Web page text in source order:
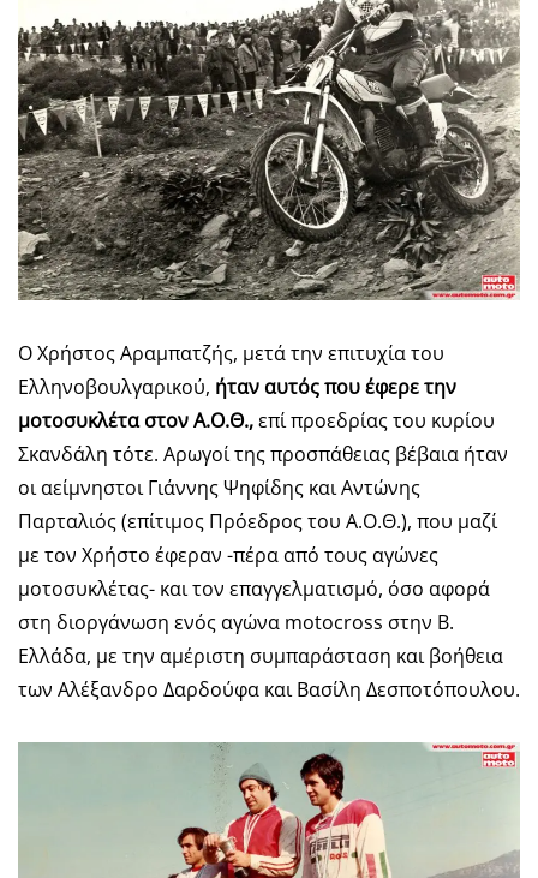
Ο Χρήστος Αραμπατζής, μετά την επιτυχία του
Ελληνοβουλγαρικού, ήταν αυτός που έφερε την
μοτοσυκλέτα στον Α.Ο.Θ.,επί προεδρίας του κυρίου
Σκανδάλη τότε. Αρωγοί της προσπάθειας βέβαια ήταν
οι αείμνηστοι Γιάννης Ψηφίδης και Αντώνης
Παρταλιός (επίτιμος Πρόεδρος του Α.Ο.Θ.), που μαζί
με τον Χρήστο έφεραν -πέρα από τους αγώνες
μοτοσυκλέτας- και τον επαγγελματισμό, όσο αφορά
στη διοργάνωση ενός αγώνα motocross στην Β.
Ελλάδα, με την αμέριστη συμπαράσταση και βοήθεια
των Αλέξανδρο Δαρδούφα και Βασίλη Δεσποτόπουλου.